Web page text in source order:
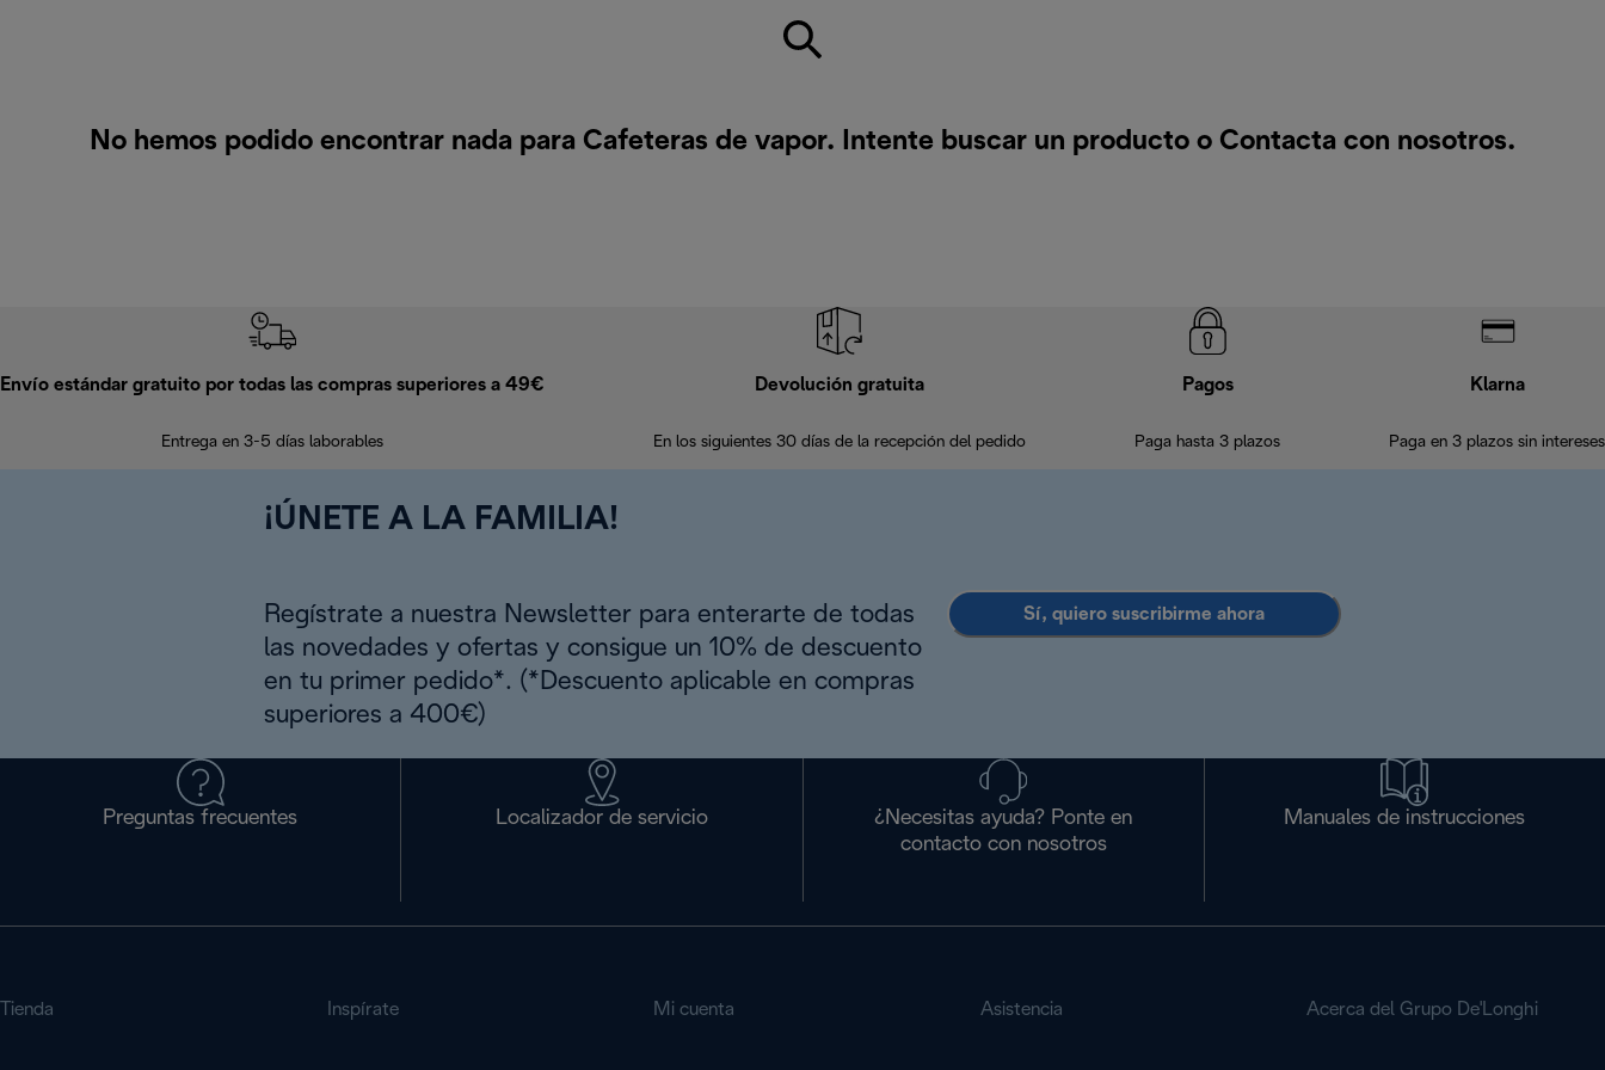
No hemos podido encontrar nada para Cafeteras de vapor. Intente buscar un producto o Contacta con nosotros.
Envío estándar gratuito por todas las compras superiores a 49€
Entrega en 3-5 días laborables
Devolución gratuita
En los siguientes 30 días de la recepción del pedido
Pagos
Paga hasta 3 plazos
Klarna
Paga en 3 plazos sin intereses
¡ÚNETE A LA FAMILIA!
Regístrate a nuestra Newsletter para enterarte de todas
las novedades y ofertas y consigue un 10% de descuento
en tu primer pedido*. (*Descuento aplicable en compras
superiores a 400€)
Sí, quiero suscribirme ahora
Preguntas frecuentes Localizador de servicio
¿Necesitas ayuda? Ponte en
contacto con nosotros
Manuales de instrucciones
Tienda Inspírate Mi cuenta Asistencia Acerca del Grupo De'Longhi